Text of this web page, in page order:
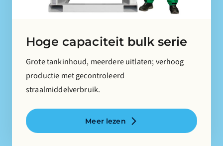
Hoge capaciteit bulk serie
Grote tankinhoud, meerdere uitlaten; verhoog
productie met gecontroleerd
straalmiddelverbruik.
Meer lezen